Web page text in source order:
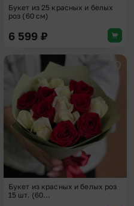
Букет из 25 красных и белых
роз (60 см)
6 599 ₽
в избранное
Букет из красных и белых роз
15 шт. (60...